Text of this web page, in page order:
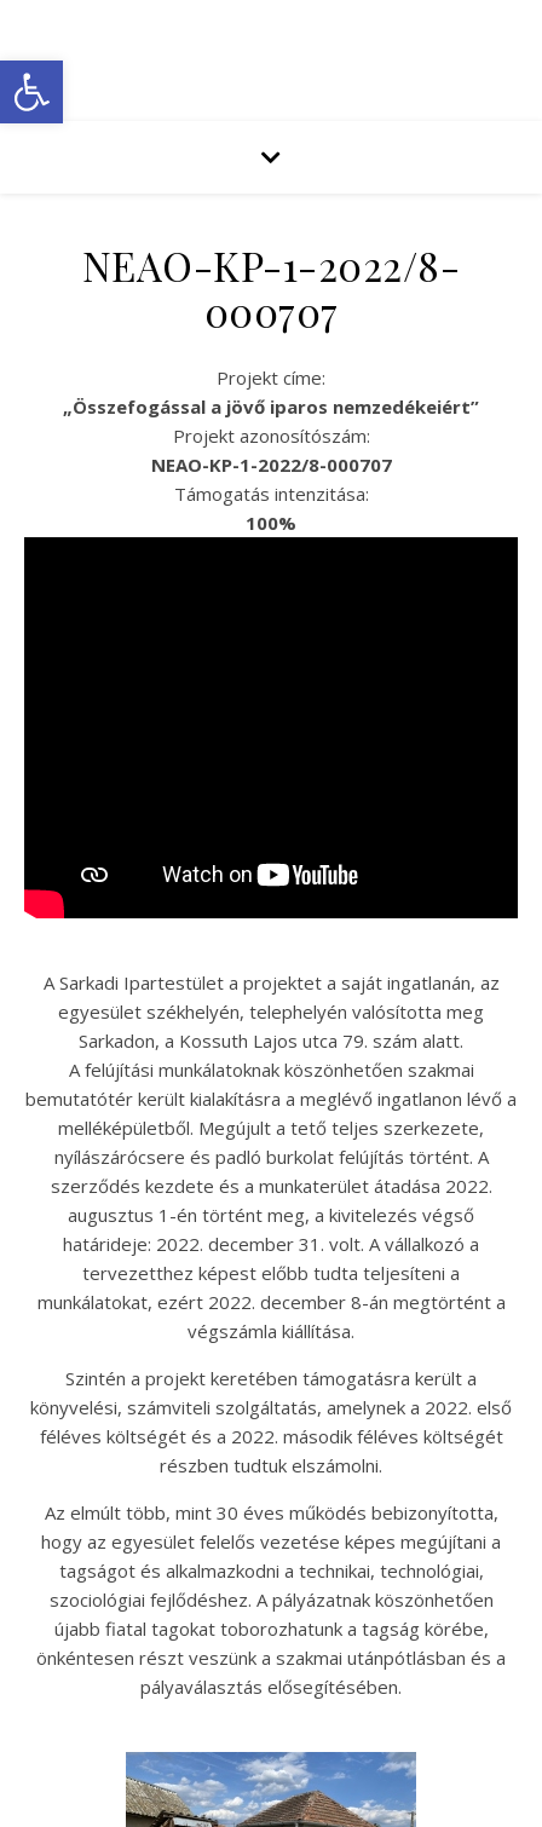
Eszköztár megnyitása
NEAO-KP-1-2022/8-
000707
Projekt címe:
„Összefogással a jövő iparos nemzedékeiért”
Projekt azonosítószám:
NEAO-KP-1-2022/8-000707
Támogatás intenzitása:
100%
A Sarkadi Ipartestület a projektet a saját ingatlanán, az
egyesület székhelyén, telephelyén valósította meg
Sarkadon, a Kossuth Lajos utca 79. szám alatt.
A felújítási munkálatoknak köszönhetően szakmai
bemutatótér került kialakításra a meglévő ingatlanon lévő a
melléképületből. Megújult a tető teljes szerkezete,
nyílászárócsere és padló burkolat felújítás történt. A
szerződés kezdete és a munkaterület átadása 2022.
augusztus 1-én történt meg, a kivitelezés végső
határideje: 2022. december 31. volt. A vállalkozó a
tervezetthez képest előbb tudta teljesíteni a
munkálatokat, ezért 2022. december 8-án megtörtént a
végszámla kiállítása.
Szintén a projekt keretében támogatásra került a
könyvelési, számviteli szolgáltatás, amelynek a 2022. első
féléves költségét és a 2022. második féléves költségét
részben tudtuk elszámolni.
Az elmúlt több, mint 30 éves működés bebizonyította,
hogy az egyesület felelős vezetése képes megújítani a
tagságot és alkalmazkodni a technikai, technológiai,
szociológiai fejlődéshez. A pályázatnak köszönhetően
újabb fiatal tagokat toborozhatunk a tagság körébe,
önkéntesen részt veszünk a szakmai utánpótlásban és a
pályaválasztás elősegítésében.